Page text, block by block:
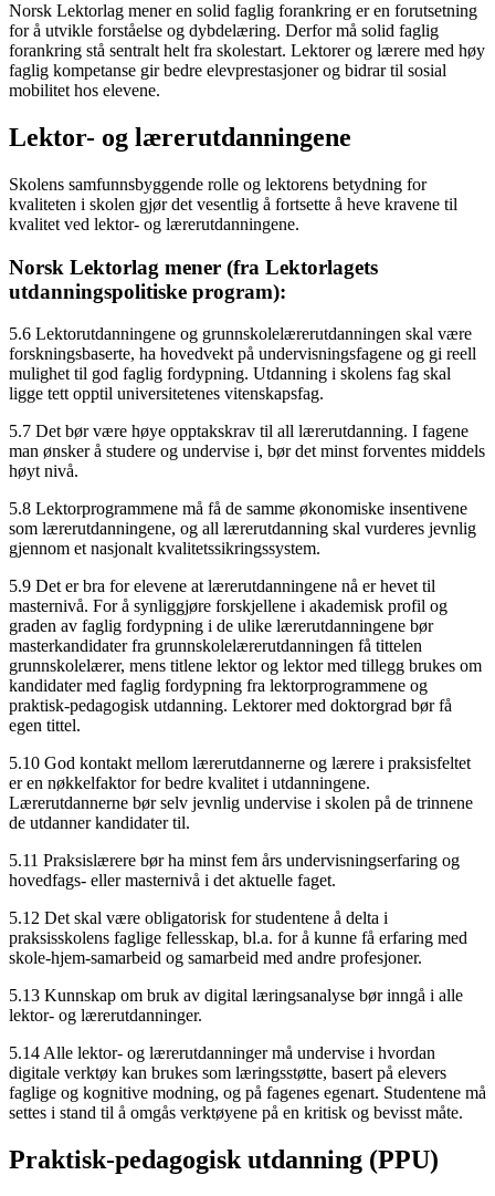
Norsk Lektorlag mener en solid faglig forankring er en forutsetning
for å utvikle forståelse og dybdelæring. Derfor må solid faglig
forankring stå sentralt helt fra skolestart. Lektorer og lærere med høy
faglig kompetanse gir bedre elevprestasjoner og bidrar til sosial
mobilitet hos elevene.
Lektor- og lærerutdanningene
Skolens samfunnsbyggende rolle og lektorens betydning for
kvaliteten i skolen gjør det vesentlig å fortsette å heve kravene til
kvalitet ved lektor- og lærerutdanningene.
Norsk Lektorlag mener (fra Lektorlagets
utdanningspolitiske program):
5.6 Lektorutdanningene og grunnskolelærerutdanningen skal være
forskningsbaserte, ha hovedvekt på undervisningsfagene og gi reell
mulighet til god faglig fordypning. Utdanning i skolens fag skal
ligge tett opptil universitetenes vitenskapsfag.
5.7 Det bør være høye opptakskrav til all lærerutdanning. I fagene
man ønsker å studere og undervise i, bør det minst forventes middels
høyt nivå.
5.8 Lektorprogrammene må få de samme økonomiske insentivene
som lærerutdanningene, og all lærerutdanning skal vurderes jevnlig
gjennom et nasjonalt kvalitetssikringssystem.
5.9 Det er bra for elevene at lærerutdanningene nå er hevet til
masternivå. For å synliggjøre forskjellene i akademisk profil og
graden av faglig fordypning i de ulike lærerutdanningene bør
masterkandidater fra grunnskolelærerutdanningen få tittelen
grunnskolelærer, mens titlene lektor og lektor med tillegg brukes om
kandidater med faglig fordypning fra lektorprogrammene og
praktisk-pedagogisk utdanning. Lektorer med doktorgrad bør få
egen tittel.
5.10 God kontakt mellom lærerutdannerne og lærere i praksisfeltet
er en nøkkelfaktor for bedre kvalitet i utdanningene.
Lærerutdannerne bør selv jevnlig undervise i skolen på de trinnene
de utdanner kandidater til.
5.11 Praksislærere bør ha minst fem års undervisningserfaring og
hovedfags- eller masternivå i det aktuelle faget.
5.12 Det skal være obligatorisk for studentene å delta i
praksisskolens faglige fellesskap, bl.a. for å kunne få erfaring med
skole-hjem-samarbeid og samarbeid med andre profesjoner.
5.13 Kunnskap om bruk av digital læringsanalyse bør inngå i alle
lektor- og lærerutdanninger.
5.14 Alle lektor- og lærerutdanninger må undervise i hvordan
digitale verktøy kan brukes som læringsstøtte, basert på elevers
faglige og kognitive modning, og på fagenes egenart. Studentene må
settes i stand til å omgås verktøyene på en kritisk og bevisst måte.
Praktisk-pedagogisk utdanning (PPU)